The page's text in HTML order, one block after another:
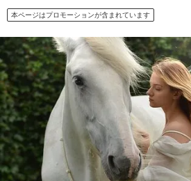
本ページはプロモーションが含まれています